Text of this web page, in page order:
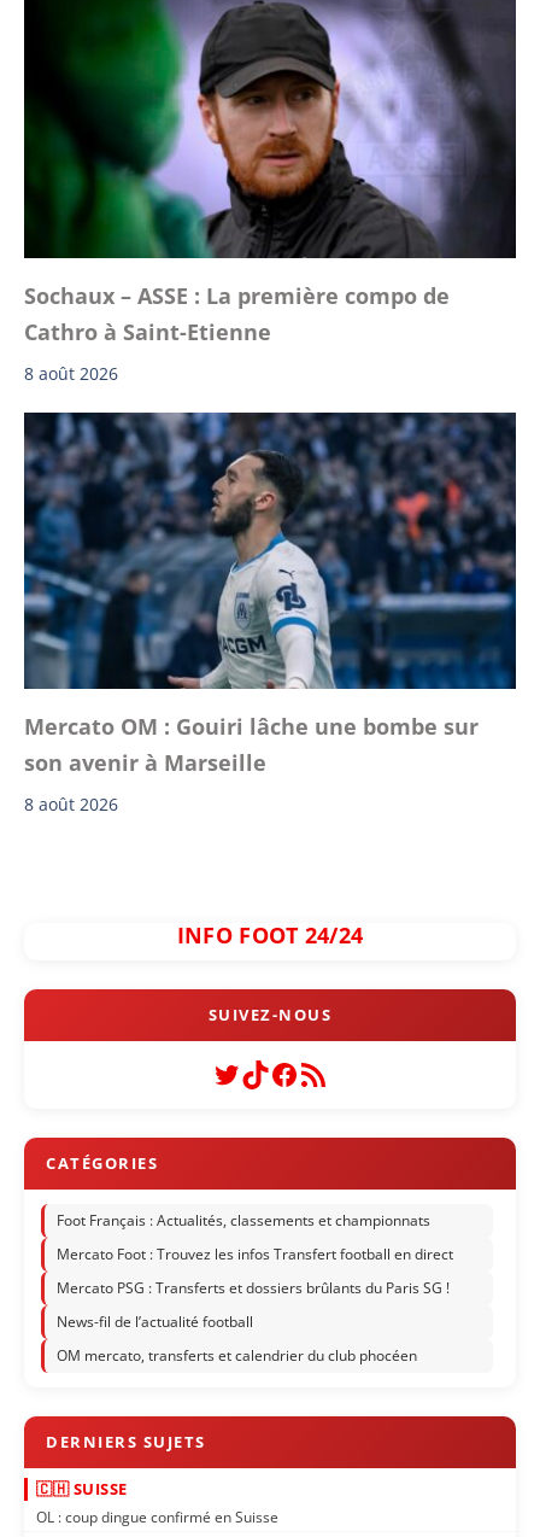
Sochaux – ASSE : La première compo de
Cathro à Saint-Etienne
8 août 2026
Mercato OM : Gouiri lâche une bombe sur
son avenir à Marseille
8 août 2026
INFO FOOT 24/24
Twitter
TikTok
Facebook
Flux RSS
Foot Français : Actualités, classements et championnats
Mercato Foot : Trouvez les infos Transfert football en direct
Mercato PSG : Transferts et dossiers brûlants du Paris SG !
News-fil de l’actualité football
OM mercato, transferts et calendrier du club phocéen
🇨🇭 SUISSE
OL : coup dingue confirmé en Suisse